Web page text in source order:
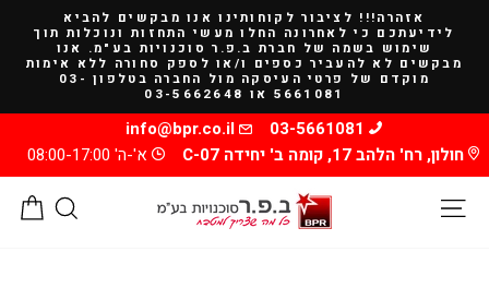
קריאה
אזהרה!!! לציבור לקוחותינו אנו מבקשים להביא
לידיעתכם כי לאחרונה החלו מעשי התחזות ונוכלות תוך
שימוש בשמה של חברת ב.פ.ר סוכנויות בע"מ. אנו
מבקשים לא להעביר כספים ו/או לספק סחורה ללא אימות
מוקדם של פרטי העיסקה מול החברה בטלפון 03-
5661081 או 03-5662648
03-5661081
info@bpr.co.il
חולון, רח' הלהב 17, קומה ב' יחידה C-07
א'-ה' 08:00-17:00